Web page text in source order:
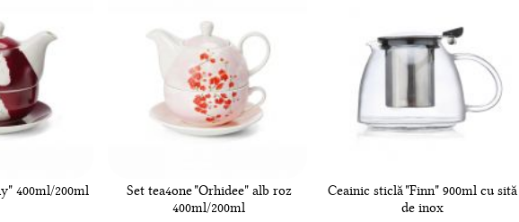
400ml/200ml
Set tea4one "Orhidee" alb roz
400ml/200ml
Ceainic sticlă "Finn" 900ml cu sită
de inox